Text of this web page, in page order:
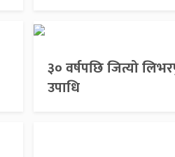
३० वर्षपछि जित्यो
उपाधि